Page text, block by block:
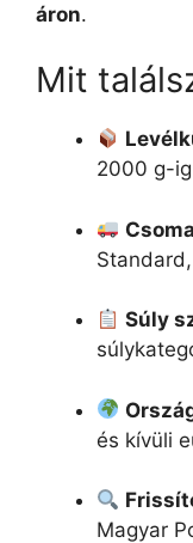
áron.
Mit
2000 g-ig
Súly
és kívüli
Magyar